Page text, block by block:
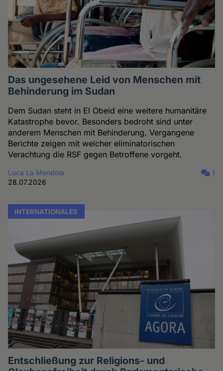
Das ungesehene Leid von Menschen mit
Behinderung im Sudan
Dem Sudan steht in El Obeid eine weitere humanitäre
Katastrophe bevor. Besonders bedroht sind unter
anderem Menschen mit Behinderung. Vergangene
Berichte zeigen mit welcher eliminatorischen
Verachtung die RSF gegen Betroffene vorgeht.
Luca La Mendola
28.07.2026
1
INTERNATIONALES
Entschließung zur Religions- und